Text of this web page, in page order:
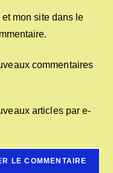
mon site dans le
commentaires
articles par e-